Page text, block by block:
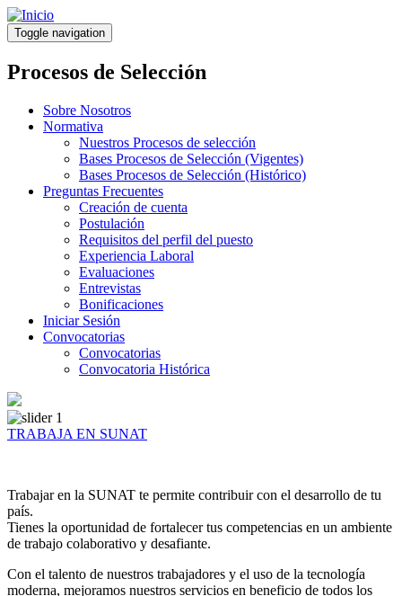
Pasar
al
contenido
principal
Toggle navigation
Procesos de Selección
Sobre Nosotros
Normativa
Nuestros Procesos de selección
Bases Procesos de Selección (Vigentes)
Bases Procesos de Selección (Histórico)
Preguntas Frecuentes
Creación de cuenta
Postulación
Requisitos del perfil del puesto
Experiencia Laboral
Evaluaciones
Entrevistas
Bonificaciones
Iniciar Sesión
Convocatorias
Convocatorias
Convocatoria Histórica
TRABAJA EN SUNAT
Trabajar en la SUNAT te permite contribuir con el desarrollo de tu
país.
Tienes la oportunidad de fortalecer tus competencias en un ambiente
de trabajo colaborativo y desafiante.
Con el talento de nuestros trabajadores y el uso de la tecnología
moderna, mejoramos nuestros servicios en beneficio de todos los